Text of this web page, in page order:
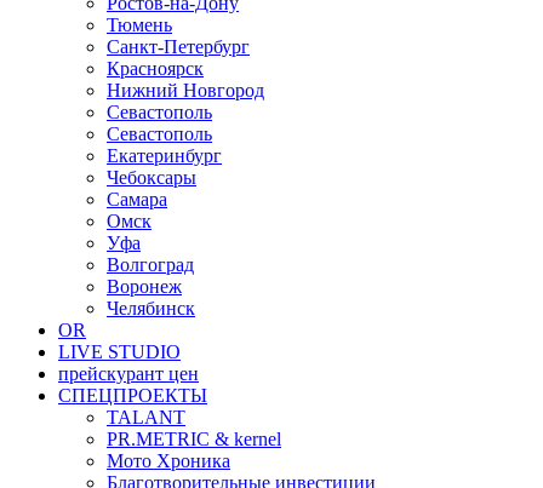
Тюмень
Санкт-Петербург
Красноярск
Нижний Новгород
Севастополь
Севастополь
Екатеринбург
Чебоксары
Самара
Омск
Уфа
Волгоград
Воронеж
Челябинск
OR
LIVE STUDIO
прейскурант цен
СПЕЦПРОЕКТЫ
TALANT
PR.METRIC & kernel
Мото Хроника
Благотворительные инвестиции